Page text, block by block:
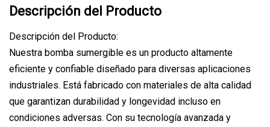
Descripción del Producto
Descripción del Producto:
Nuestra bomba sumergible es un producto altamente
eficiente y confiable diseñado para diversas aplicaciones
industriales. Está fabricado con materiales de alta calidad
que garantizan durabilidad y longevidad incluso en
condiciones adversas. Con su tecnología avanzada y